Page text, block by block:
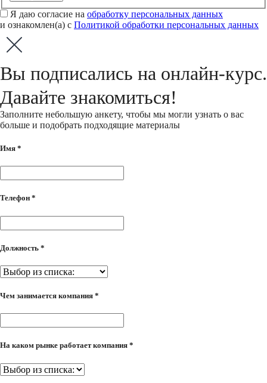
Я даю согласие на обработку персональных данных
и ознакомлен(а) с Политикой обработки персональных данных
Вы подписались на онлайн-курс.
Давайте знакомиться!
Заполните небольшую анкету, чтобы мы могли узнать о вас
больше и подобрать подходящие материалы
Имя *
Телефон *
Должность *
Чем занимается компания *
На каком рынке работает компания *